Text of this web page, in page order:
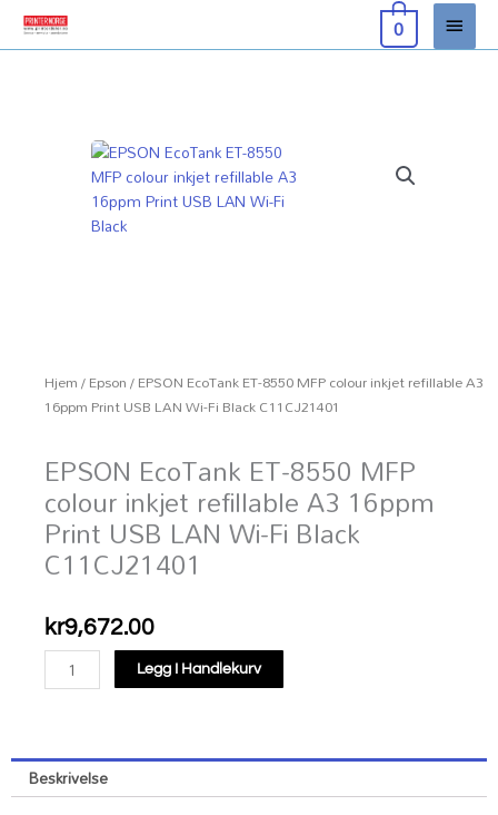
Hopp
rett
til
0
Hjem/Epson/ EPSON EcoTank ET-8550 MFP colour inkjet refillable A3
16ppm Print USB LAN Wi-Fi Black C11CJ21401
EPSON EcoTank ET-8550 MFP
colour inkjet refillable A3 16ppm
Print USB LAN Wi-Fi Black
C11CJ21401
kr9,672.00
EPSON
EcoTank
MFP
colour
Legg I Handlekurv
Beskrivelse